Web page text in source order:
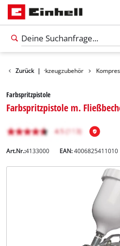
Zurück |
Werkzeugzubehör
Farbspritzpistole
Farbspritzpistole m.
Art.Nr.:4133000 EAN:4006825411010